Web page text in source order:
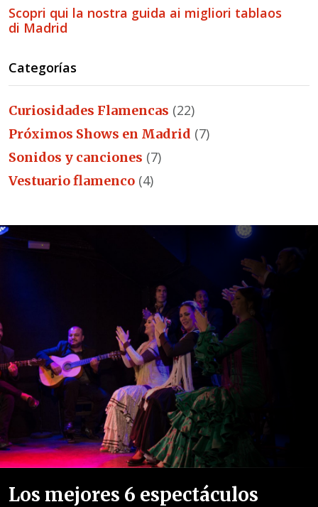
Scopri qui la nostra guida ai migliori tablaos
di Madrid
Categorías
Curiosidades Flamencas (22)
Próximos Shows en Madrid (7)
Sonidos y canciones (7)
Vestuario flamenco (4)
Los mejores 6 espectáculos